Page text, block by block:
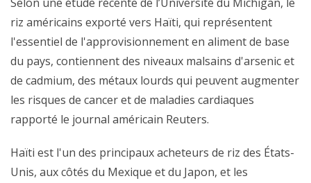
riz américains exporté vers Haïti, qui représentent
l'essentiel de l'approvisionnement en aliment de base
du pays, contiennent des niveaux malsains d'arsenic et
de cadmium, des métaux lourds qui peuvent augmenter
les risques de cancer et de maladies cardiaques
rapporté le journal américain Reuters.
Haïti est l'un des principaux acheteurs de riz des États-
Unis, aux côtés du Mexique et du Japon, et les